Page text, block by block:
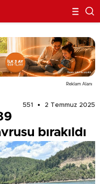
Reklam Alanı
551
2 Temmuz 2025
bırakıldı